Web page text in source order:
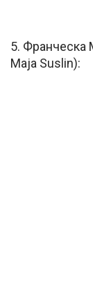
5. Франческа
Maja Suslin):